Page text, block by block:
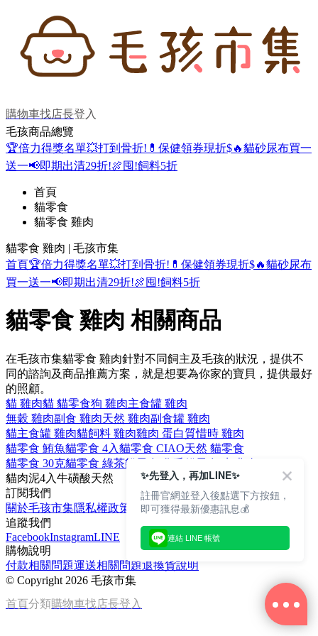
購物車找店長登入
毛孩商品總覽
🏆倍力得獎名單💥打到骨折! 💊保健領券現折$🔥貓砂尿布買一
送一📢即期出清29折!🍖囤!飼料5折
首頁
貓零食
貓零食 雞肉
貓零食 雞肉 | 毛孩市集
首頁🏆倍力得獎名單💥打到骨折! 💊保健領券現折$🔥貓砂尿布
買一送一📢即期出清29折!🍖囤!飼料5折
貓零食 雞肉 相關商品
在毛孩市集貓零食 雞肉針對不同飼主及毛孩的狀況，提供不
同的諮詢及商品推薦方案，就是想要為你家的寶貝，提供最好
的照顧。
貓 雞肉貓 貓零食狗 雞肉主食罐 雞肉
無穀 雞肉副食 雞肉天然 雞肉副食罐 雞肉
貓主食罐 雞肉貓飼料 雞肉雞肉 蛋白質惜時 雞肉
貓零食 鮪魚貓零食 4入貓零食 CIAO天然 貓零食
貓零食 30克貓零食 綠茶貓零食 化毛
貓肉泥4入牛磺酸天然
訂閱我們
關於毛孩市集隱私權政策
文章
追蹤我們
FacebookInstagramLINE
購物說明
付款相關問題運送相關問題退換貨說明
© Copyright 2026 毛孩市集
首頁分類購物車找店長登入
✨先登入，再加LINE✨
註冊官網並登入後點選下方按鈕，
即可獲得最新優惠訊息💰
連結 LINE 帳號